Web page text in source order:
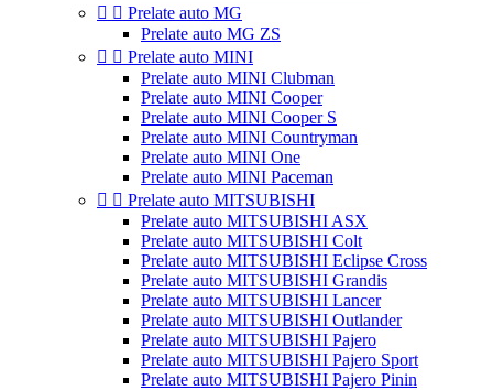
  Prelate auto MG
Prelate auto MG ZS
  Prelate auto MINI
Prelate auto MINI Clubman
Prelate auto MINI Cooper
Prelate auto MINI Cooper S
Prelate auto MINI Countryman
Prelate auto MINI One
Prelate auto MINI Paceman
  Prelate auto MITSUBISHI
Prelate auto MITSUBISHI ASX
Prelate auto MITSUBISHI Colt
Prelate auto MITSUBISHI Eclipse Cross
Prelate auto MITSUBISHI Grandis
Prelate auto MITSUBISHI Lancer
Prelate auto MITSUBISHI Outlander
Prelate auto MITSUBISHI Pajero
Prelate auto MITSUBISHI Pajero Sport
Prelate auto MITSUBISHI Pajero Pinin